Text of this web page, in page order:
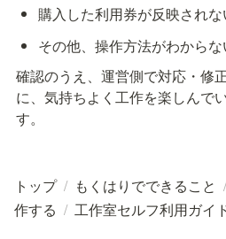
購入した利用券が反映されな
その他、操作方法がわからな
確認のうえ、運営側で対応・修
に、気持ちよく工作を楽しんで
す。
トップ / もくはりでできること /
作する / 工作室セルフ利用ガイ